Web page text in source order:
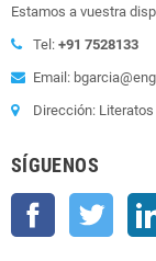
Estamos a vuestra
Tel: +91 7528133
Email:
Dirección:
SÍGUENOS
Facebook Twitter